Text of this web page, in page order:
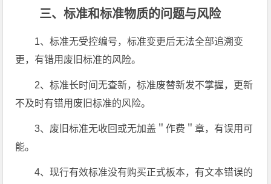
三、标准和标准物质的问题与风险
1、标准无受控编号，标准变更后无法全部追溯变
更，有错用废旧标准的风险。
2、标准长时间无查新，标准废替新发不掌握，更新
不及时有错用废旧标准的风险。
3、废旧标准无收回或无加盖＂作费＂章，有误用可
能。
4、现行有效标准没有购买正式板本，有文本错误的